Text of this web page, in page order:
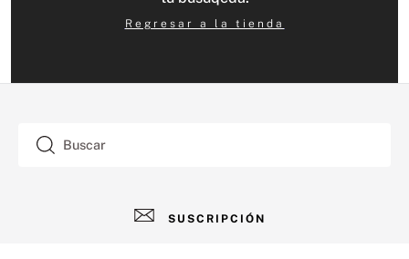
Regresar a la tienda
Buscar
SUSCRIPCIÓN